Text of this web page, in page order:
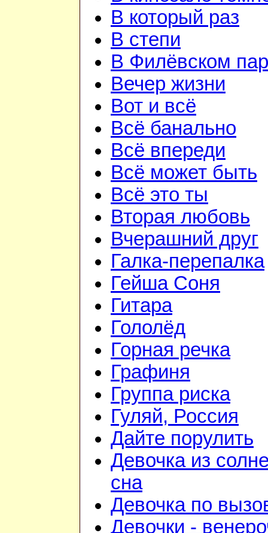
В который раз
В степи
В Филёвском
Вечер жизни
Вот и всё
Всё банально
Всё впереди
Всё может быть
Всё это ты
Вторая любовь
Вчерашний друг
Галка-перепалка
Гейша Соня
Гитара
Гололёд
Горная речка
Графиня
Группа риска
Гуляй, Россия
Дайте порулить
Девочка из
сна
Девочка по
Девочки -